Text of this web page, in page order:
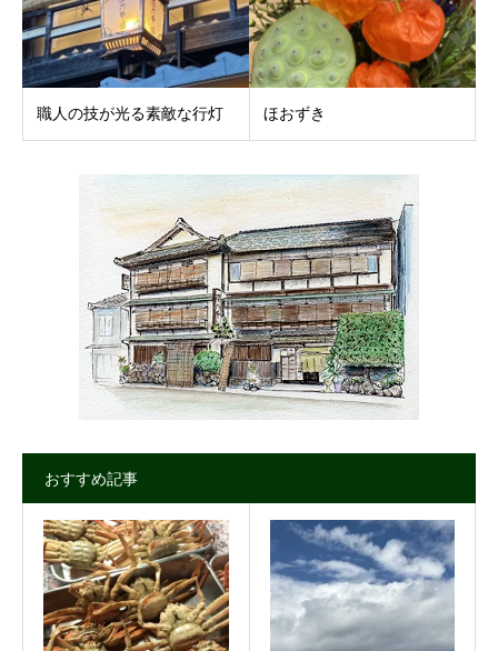
職人の技が光る素敵な行灯 ほおずき
おすすめ記事